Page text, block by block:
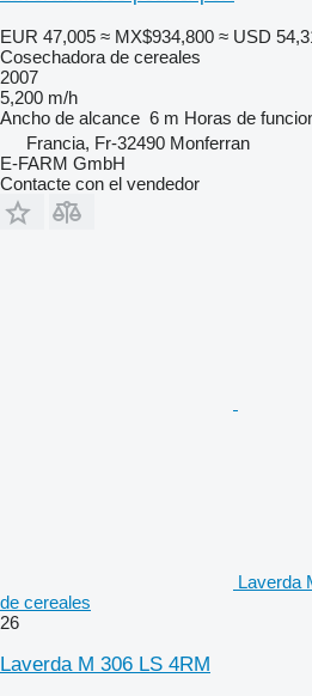
EUR 47,005 ≈ MX$934,800 ≈ USD
Cosechadora de cereales
2007
5,200 m/h
Ancho de alcance 6 m Horas de
Francia, Fr-32490 Monferran
E-FARM GmbH
Contacte con el vendedor
Laverda
de cereales
26
Laverda M 306 LS 4RM